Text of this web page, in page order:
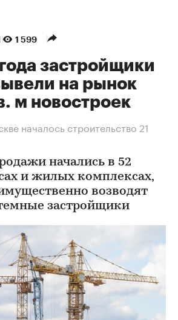
1 599
застройщики
на рынок
м новостроек
началось строительство 21
начались в 52
и жилых комплексах,
возводят
застройщики